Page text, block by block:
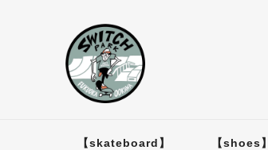
【skateboard】 【shoes】